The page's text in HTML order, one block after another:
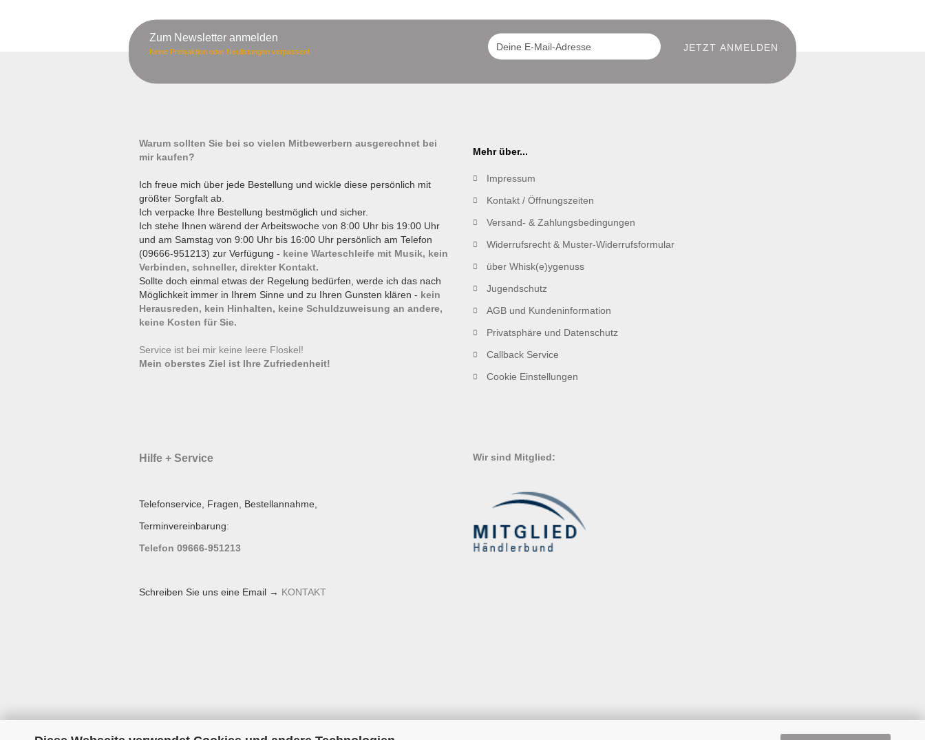
Zum Newsletter anmelden
Keine Preisaktion oder Neulistungen verpassen!
Warum sollten Sie bei so vielen Mitbewerbern ausgerechnet bei
mir kaufen?
Ich freue mich über jede Bestellung und wickle diese persönlich mit
größter Sorgfalt ab.
Ich verpacke Ihre Bestellung bestmöglich und sicher.
Ich stehe Ihnen wärend der Arbeitswoche von 8:00 Uhr bis 19:00 Uhr
und am Samstag von 9:00 Uhr bis 16:00 Uhr persönlich am Telefon
(09666-951213) zur Verfügung - keine Warteschleife mit Musik, kein
Verbinden, schneller, direkter Kontakt.
Sollte doch einmal etwas der Regelung bedürfen, werde ich das nach
Möglichkeit immer in Ihrem Sinne und zu Ihren Gunsten klären - kein
Herausreden, kein Hinhalten, keine Schuldzuweisung an andere,
keine Kosten für Sie.
Service ist bei mir keine leere Floskel!
Mein oberstes Ziel ist Ihre Zufriedenheit!
Mehr über...
Impressum
Kontakt / Öffnungszeiten
Versand- & Zahlungsbedingungen
Widerrufsrecht & Muster-Widerrufsformular
über Whisk(e)ygenuss
Jugendschutz
AGB und Kundeninformation
Privatsphäre und Datenschutz
Callback Service
Cookie Einstellungen
Hilfe + Service
Telefonservice, Fragen, Bestellannahme,
Terminvereinbarung:
Telefon 09666-951213
Schreiben Sie uns eine Email → KONTAKT
Wir sind Mitglied: